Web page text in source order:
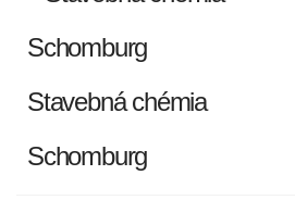
Stavebná chémia
Schomburg